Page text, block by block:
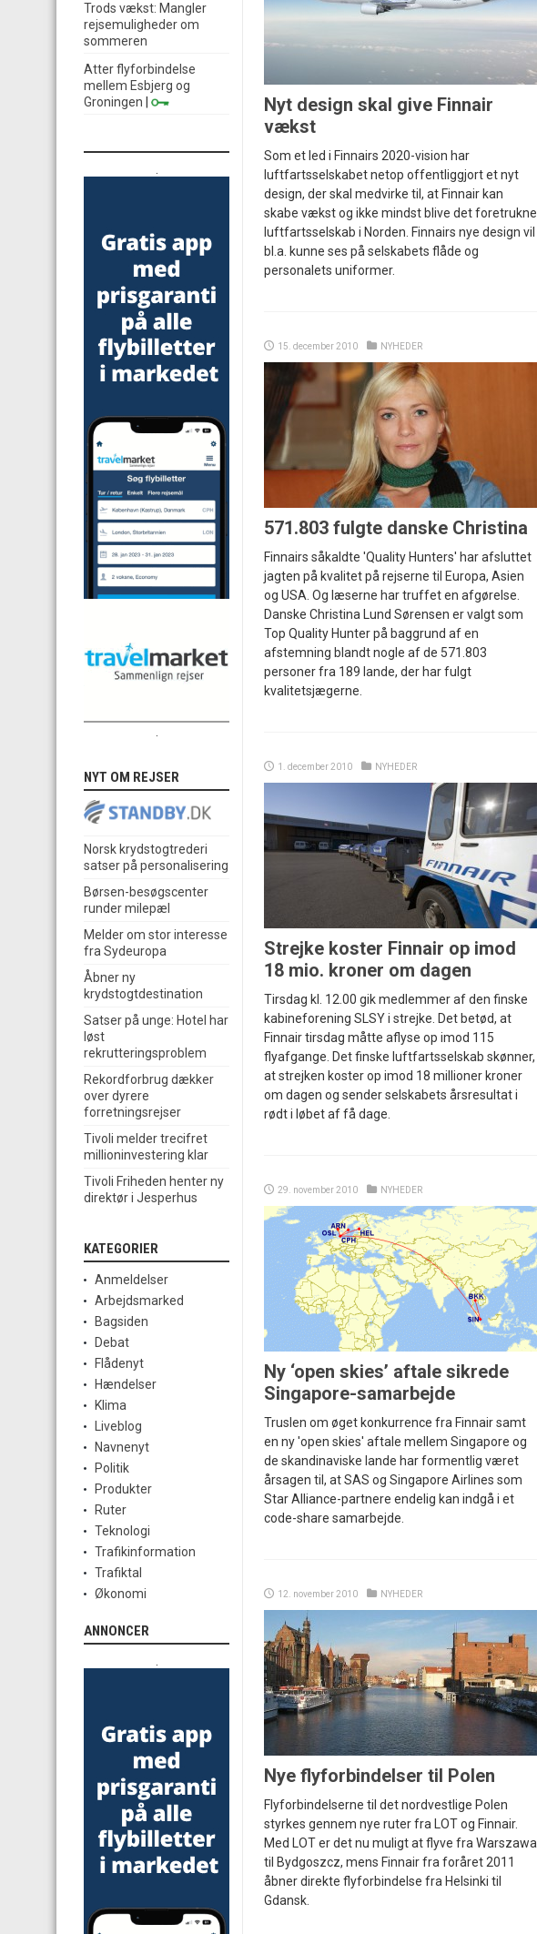
Nyt design skal give Finnair
vækst
Som et led i Finnairs 2020-vision har
luftfartsselskabet netop offentliggjort et nyt
design, der skal medvirke til, at Finnair kan
skabe vækst og ikke mindst blive det foretrukne
luftfartsselskab i Norden. Finnairs nye design vil
bl.a. kunne ses på selskabets flåde og
personalets uniformer.
15. december 2010 NYHEDER
571.803 fulgte danske Christina
Finnairs såkaldte 'Quality Hunters' har afsluttet
jagten på kvalitet på rejserne til Europa, Asien
og USA. Og læserne har truffet en afgørelse.
Danske Christina Lund Sørensen er valgt som
Top Quality Hunter på baggrund af en
afstemning blandt nogle af de 571.803
personer fra 189 lande, der har fulgt
kvalitetsjægerne.
1. december 2010 NYHEDER
Strejke koster Finnair op imod
18 mio. kroner om dagen
Tirsdag kl. 12.00 gik medlemmer af den finske
kabineforening SLSY i strejke. Det betød, at
Finnair tirsdag måtte aflyse op imod 115
flyafgange. Det finske luftfartsselskab skønner,
at strejken koster op imod 18 millioner kroner
om dagen og sender selskabets årsresultat i
rødt i løbet af få dage.
29. november 2010 NYHEDER
Ny ‘open skies’ aftale sikrede
Singapore-samarbejde
Truslen om øget konkurrence fra Finnair samt
en ny 'open skies' aftale mellem Singapore og
de skandinaviske lande har formentlig været
årsagen til, at SAS og Singapore Airlines som
Star Alliance-partnere endelig kan indgå i et
code-share samarbejde.
12. november 2010 NYHEDER
Nye flyforbindelser til Polen
Flyforbindelserne til det nordvestlige Polen
styrkes gennem nye ruter fra LOT og Finnair.
Med LOT er det nu muligt at flyve fra Warszawa
til Bydgoszcz, mens Finnair fra foråret 2011
åbner direkte flyforbindelse fra Helsinki til
Gdansk.
Trods vækst: Mangler
rejsemuligheder om
sommeren
Atter flyforbindelse
mellem Esbjerg og
Groningen
NYT OM REJSER
Norsk krydstogtrederi
satser på personalisering
Børsen-besøgscenter
runder milepæl
Melder om stor interesse
fra Sydeuropa
Åbner ny
krydstogtdestination
Satser på unge: Hotel har
løst
rekrutteringsproblem
Rekordforbrug dækker
over dyrere
forretningsrejser
Tivoli melder trecifret
millioninvestering klar
Tivoli Friheden henter ny
direktør i Jesperhus
KATEGORIER
Anmeldelser
Arbejdsmarked
Bagsiden
Debat
Flådenyt
Hændelser
Klima
Liveblog
Navnenyt
Politik
Produkter
Ruter
Teknologi
Trafikinformation
Trafiktal
Økonomi
ANNONCER